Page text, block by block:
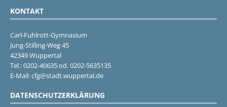
KONTAKT
Carl-Fuhlrott-Gymnasium
Jung-Stilling-Weg 45
42349 Wuppertal
Tel.: 0202-40635 od. 0202-5635135
E-Mail: cfg@stadt.wuppertal.de
DATENSCHUTZERKLÄRUNG